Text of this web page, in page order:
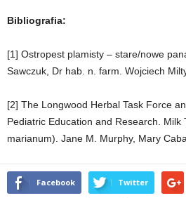
Bibliografia:
[1] Ostropest plamisty – stare/nowe
Sawczuk, Dr hab. n. farm. Wojciech
[2] The Longwood Herbal Task Force
Pediatric Education and Research. Milk
marianum). Jane M. Murphy, Mary
Facebook Twitter